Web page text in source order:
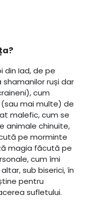
din Iad, de pe
ruși dar
cum
mai multe) de
malefic, cum se
animale chinuite,
pe morminte
magia făcută pe
cum îmi
sub biserici, în
pentru
sufletului.